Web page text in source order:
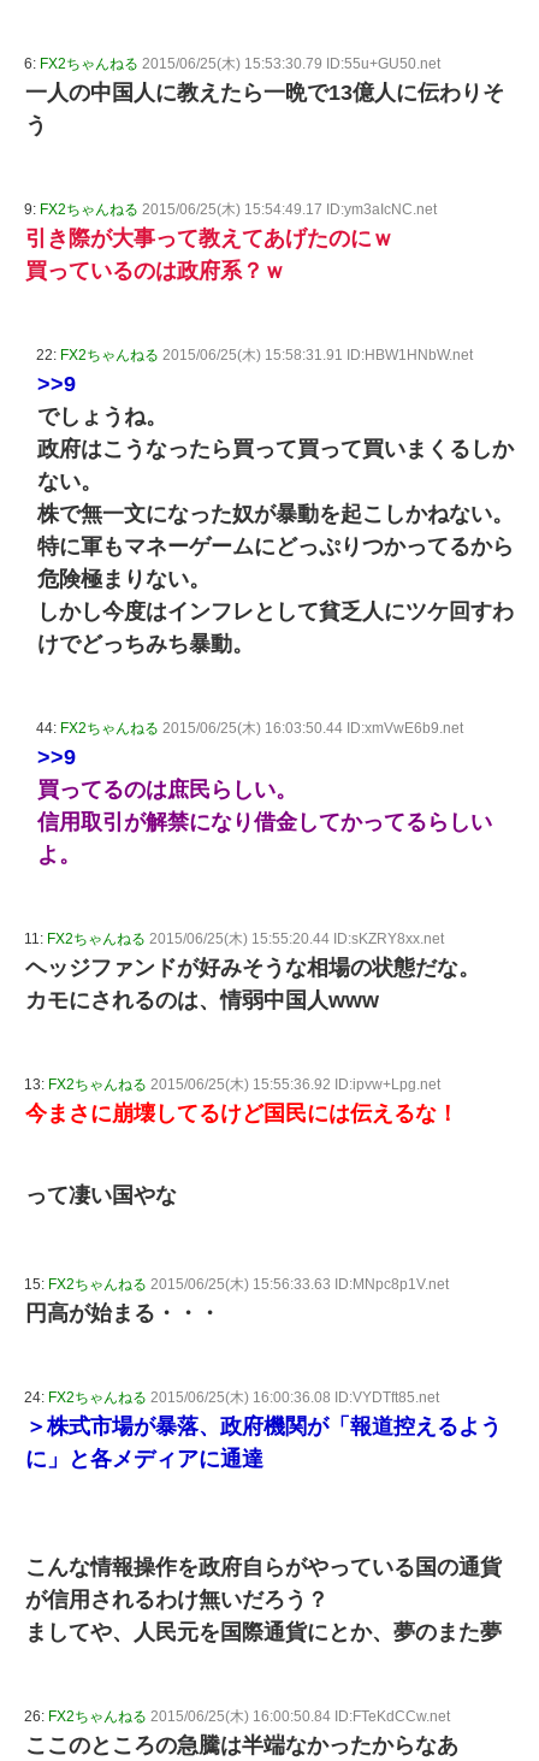
6: FX2ちゃんねる 2015/06/25(木) 15:53:30.79 ID:55u+GU50.net
一人の中国人に教えたら一晩で13億人に伝わりそ
う
9: FX2ちゃんねる 2015/06/25(木) 15:54:49.17 ID:ym3aIcNC.net
引き際が大事って教えてあげたのにｗ
買っているのは政府系？ｗ
22: FX2ちゃんねる 2015/06/25(木) 15:58:31.91 ID:HBW1HNbW.net
>>9
でしょうね。
政府はこうなったら買って買って買いまくるしか
ない。
株で無一文になった奴が暴動を起こしかねない。
特に軍もマネーゲームにどっぷりつかってるから
危険極まりない。
しかし今度はインフレとして貧乏人にツケ回すわ
けでどっちみち暴動。
44: FX2ちゃんねる 2015/06/25(木) 16:03:50.44 ID:xmVwE6b9.net
>>9
買ってるのは庶民らしい。
信用取引が解禁になり借金してかってるらしい
よ。
11: FX2ちゃんねる 2015/06/25(木) 15:55:20.44 ID:sKZRY8xx.net
ヘッジファンドが好みそうな相場の状態だな。
カモにされるのは、情弱中国人www
13: FX2ちゃんねる 2015/06/25(木) 15:55:36.92 ID:ipvw+Lpg.net
今まさに崩壊してるけど国民には伝えるな！
って凄い国やな
15: FX2ちゃんねる 2015/06/25(木) 15:56:33.63 ID:MNpc8p1V.net
円高が始まる・・・
24: FX2ちゃんねる 2015/06/25(木) 16:00:36.08 ID:VYDTft85.net
＞株式市場が暴落、政府機関が「報道控えるよう
に」と各メディアに通達
こんな情報操作を政府自らがやっている国の通貨
が信用されるわけ無いだろう？
ましてや、人民元を国際通貨にとか、夢のまた夢
26: FX2ちゃんねる 2015/06/25(木) 16:00:50.84 ID:FTeKdCCw.net
ここのところの急騰は半端なかったからなあ